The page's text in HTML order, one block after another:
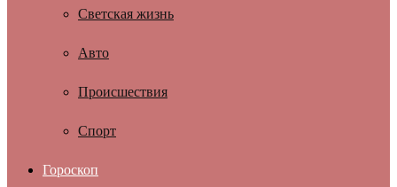
Светская жизнь
Авто
Происшествия
Спорт
Гороскоп